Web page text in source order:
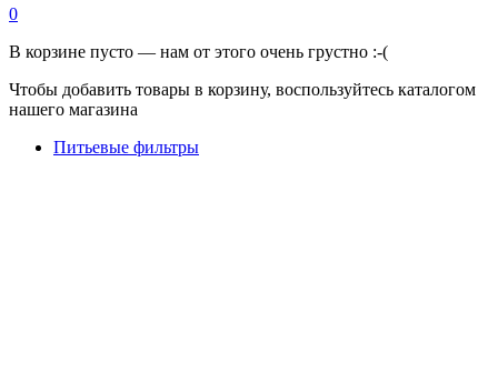
0
В корзине пусто — нам от этого очень грустно :-(
Чтобы добавить товары в корзину, воспользуйтесь каталогом
нашего магазина
Питьевые фильтры